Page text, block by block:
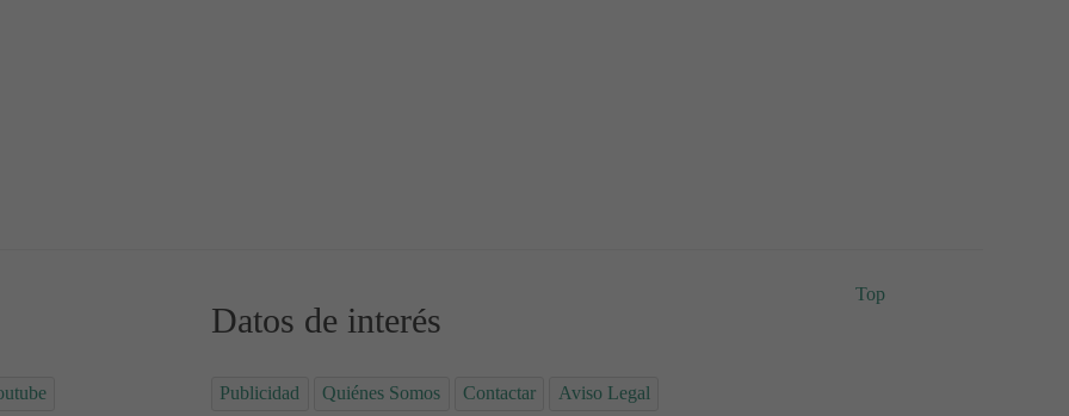
Recomendaciones nutricionales
Datos de interés
Publicidad Quiénes Somos Contactar Aviso Legal
Top